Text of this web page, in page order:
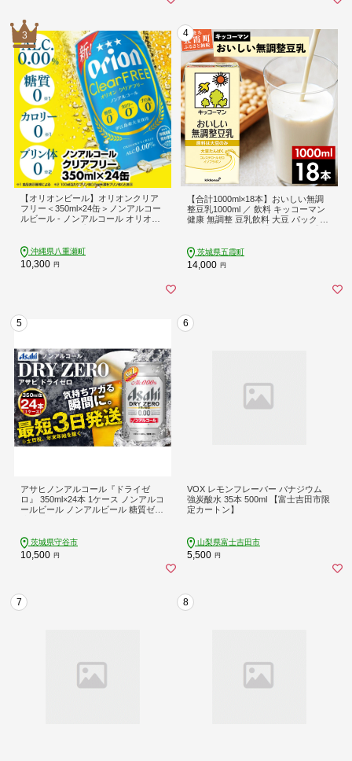
3
【オリオンビール】オリオンクリア
フリー＜350ml×24缶＞ノンアルコー
ルビール - ノンアルコール オリオン
350ml 24缶 スッキリ 飲みやすい お
すすめ 沖縄県 八重瀬町【価格改定Y
F】
沖縄県八重瀬町
10,300 円
4
【合計1000ml×18本】おいしい無調
整豆乳1000ml ／ 飲料 キッコーマン
健康 無調整 豆乳飲料 大豆 パック セ
茨城県五霞町
14,000 円
5
アサヒノンアルコール『ドライゼ
ロ』 350ml×24本 1ケース ノンアルコ
ールビール ノンアルビール 糖質ゼロ
茨城県守谷市
10,500 円
6
VOX レモンフレーバー バナジウム
強炭酸水 35本 500ml 【富士吉田市限
定カートン】
山梨県富士吉田市
5,500 円
7 8